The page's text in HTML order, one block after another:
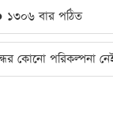
১৩০৬ বার পঠিত
কোনো পরিকল্পনা